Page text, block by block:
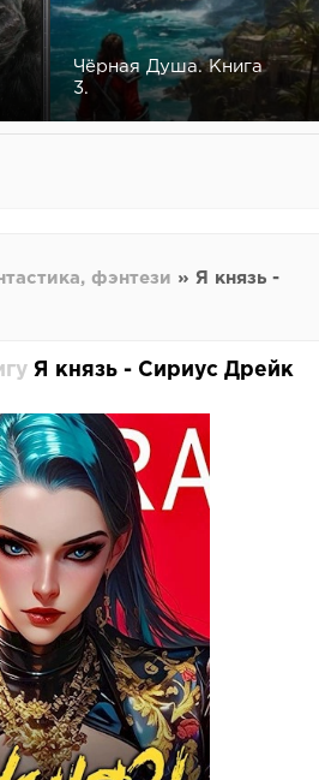
Чёрная Душа. Книга
3.
фэнтези » Я князь -
Я князь - Сириус Дрейк